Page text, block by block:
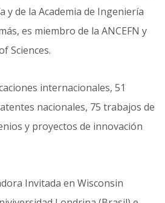
y de la Academia de Ingeniería
es miembro de la ANCEFN y
Sciences.
internacionales, 51
nacionales, 75 trabajos de
y proyectos de innovación
Invitada en Wisconsin